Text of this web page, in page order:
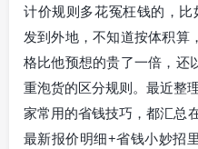
计价规则多花冤枉钱的，
发到外地，不知道按体积算
格比他预想的贵了一倍，还
重泡货的区分规则。最近整
家常用的省钱技巧，都汇总
最新报价明细+省钱小妙招